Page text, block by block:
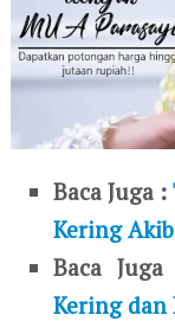
Baca Juga :
Kering
Baca
Kering dan